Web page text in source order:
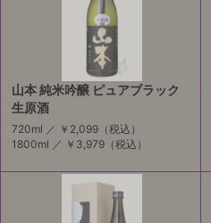
山本 純米吟醸 ピュアブラック
生原酒
720ml ／ ￥2,099 （税込）
1800ml ／ ￥3,979 （税込）